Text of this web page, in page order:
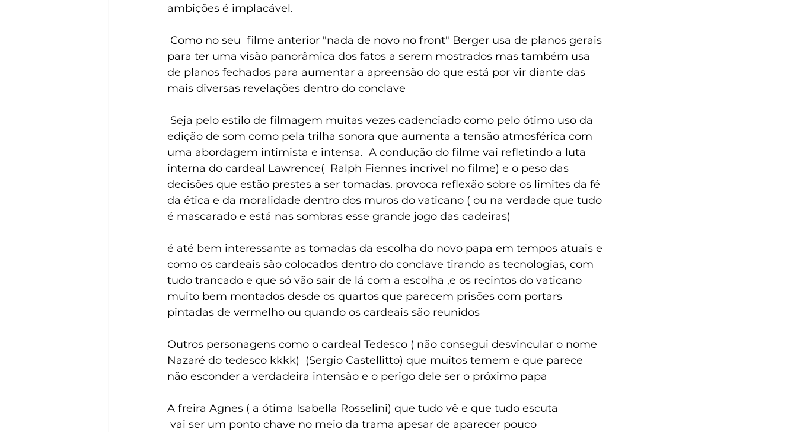
ambições é implacável.
para ter uma visão panorâmica dos fatos a serem mostrados mas também usa
de planos fechados para aumentar a apreensão do que está por vir diante das
mais diversas revelações dentro do conclave
edição de som como pela trilha sonora que aumenta a tensão atmosférica com
uma abordagem intimista e intensa.  A condução do filme vai refletindo a luta
interna do cardeal Lawrence(  Ralph Fiennes incrivel no filme) e o peso das
decisões que estão prestes a ser tomadas. provoca reflexão sobre os limites da fé
da ética e da moralidade dentro dos muros do vaticano ( ou na verdade que tudo
é mascarado e está nas sombras esse grande jogo das cadeiras)
é até bem interessante as tomadas da escolha do novo papa em tempos atuais e
como os cardeais são colocados dentro do conclave tirando as tecnologias, com
tudo trancado e que só vão sair de lá com a escolha ,e os recintos do vaticano
muito bem montados desde os quartos que parecem prisões com portars
pintadas de vermelho ou quando os cardeais são reunidos
Outros personagens como o cardeal Tedesco ( não consegui desvincular o nome
Nazaré do tedesco kkkk)  (Sergio Castellitto) que muitos temem e que parece
não esconder a verdadeira intensão e o perigo dele ser o próximo papa
A freira Agnes ( a ótima Isabella Rosselini) que tudo vê e que tudo escuta
vai ser um ponto chave no meio da trama apesar de aparecer pouco